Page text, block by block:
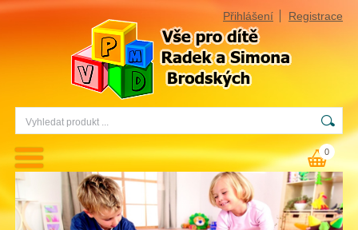
Přihlášení Registrace
0